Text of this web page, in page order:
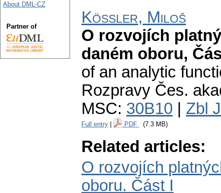
Kössler, Miloš
O rozvojích
daném oboru,
of an analytic
Rozpravy Čes.
MSC: 30B10 Zbl
Full entry PDF (7.3 MB)
Related articles:
O rozvojích
oboru. Část I
About DML-CZ
Partner of